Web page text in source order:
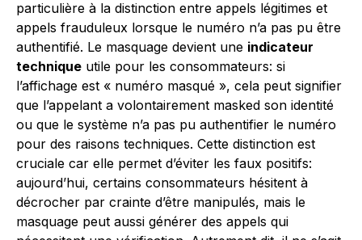
particulière à la distinction entre appels légitimes et
appels frauduleux lorsque le numéro n’a pas pu être
authentifié. Le masquage devient une indicateur
technique utile pour les consommateurs: si
l’affichage est « numéro masqué », cela peut signifier
que l’appelant a volontairement masked son identité
ou que le système n’a pas pu authentifier le numéro
pour des raisons techniques. Cette distinction est
cruciale car elle permet d’éviter les faux positifs:
aujourd’hui, certains consommateurs hésitent à
décrocher par crainte d’être manipulés, mais le
masquage peut aussi générer des appels qui